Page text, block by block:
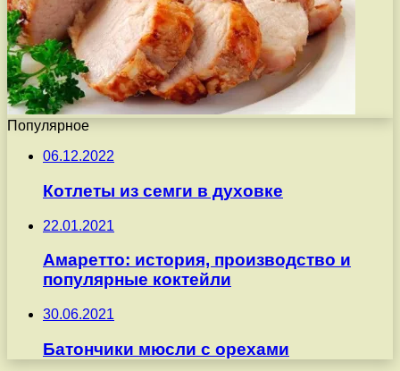
Популярное
06.12.2022
Котлеты из семги в духовке
22.01.2021
Амаретто: история, производство и
популярные коктейли
30.06.2021
Батончики мюсли с орехами